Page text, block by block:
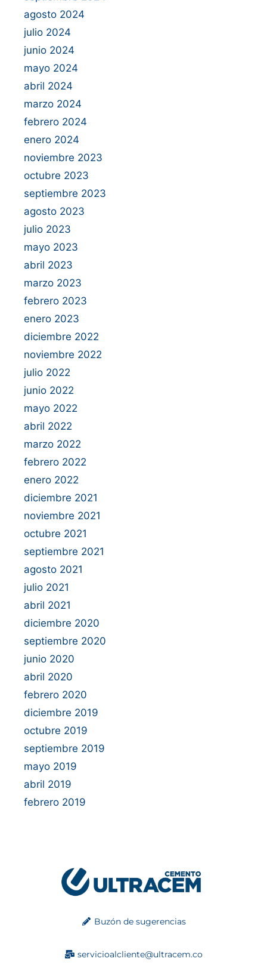
agosto 2024
julio 2024
junio 2024
mayo 2024
abril 2024
marzo 2024
febrero 2024
enero 2024
noviembre 2023
octubre 2023
septiembre 2023
agosto 2023
julio 2023
mayo 2023
abril 2023
marzo 2023
febrero 2023
enero 2023
diciembre 2022
noviembre 2022
julio 2022
junio 2022
mayo 2022
abril 2022
marzo 2022
febrero 2022
enero 2022
diciembre 2021
noviembre 2021
octubre 2021
septiembre 2021
agosto 2021
julio 2021
abril 2021
diciembre 2020
septiembre 2020
junio 2020
abril 2020
febrero 2020
diciembre 2019
octubre 2019
septiembre 2019
mayo 2019
abril 2019
febrero 2019
Buzón de sugerencias
servicioalcliente@ultracem.co